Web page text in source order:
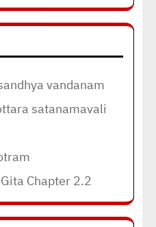
vandanam
satanamavali
Chapter 2.2